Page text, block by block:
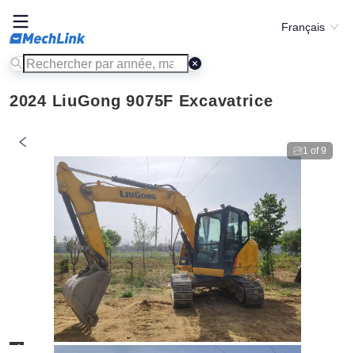
Français
2024 LiuGong 9075F Excavatrice
1 of9